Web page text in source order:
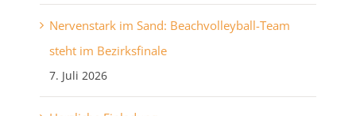
Nervenstark im Sand: Beachvolleyball-Team
steht im Bezirksfinale
7. Juli 2026